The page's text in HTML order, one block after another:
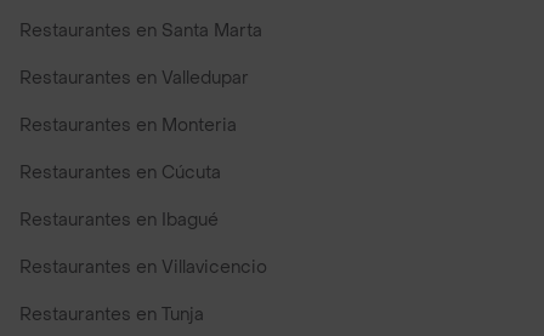
Restaurantes en Santa Marta
Restaurantes en Valledupar
Restaurantes en Monteria
Restaurantes en Cúcuta
Restaurantes en Ibagué
Restaurantes en Villavicencio
Restaurantes en Tunja